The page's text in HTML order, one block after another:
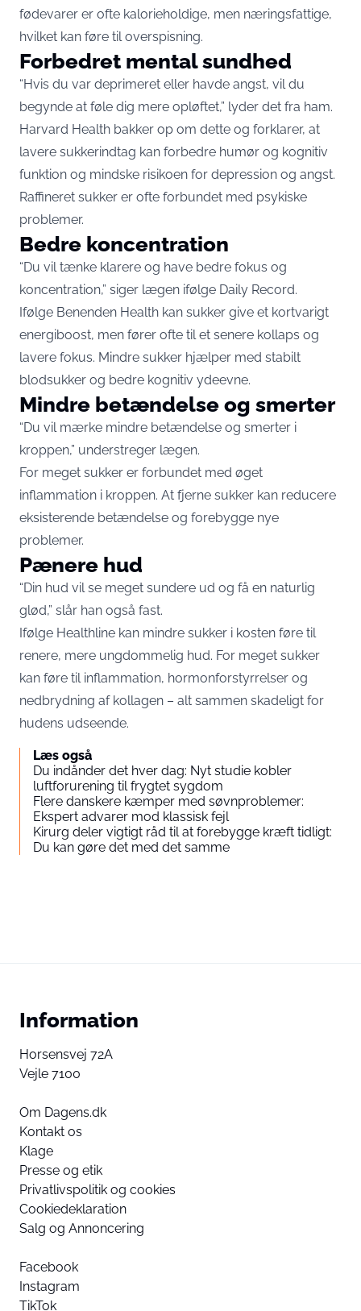
fødevarer er ofte kalorieholdige, men næringsfattige,
hvilket kan føre til overspisning.
Forbedret mental sundhed
“Hvis du var deprimeret eller havde angst, vil du
begynde at føle dig mere opløftet,” lyder det fra ham.
Harvard Health bakker op om dette og forklarer, at
lavere sukkerindtag kan forbedre humør og kognitiv
funktion og mindske risikoen for depression og angst.
Raffineret sukker er ofte forbundet med psykiske
problemer.
Bedre koncentration
“Du vil tænke klarere og have bedre fokus og
koncentration,” siger lægen ifølge Daily Record.
Ifølge Benenden Health kan sukker give et kortvarigt
energiboost, men fører ofte til et senere kollaps og
lavere fokus. Mindre sukker hjælper med stabilt
blodsukker og bedre kognitiv ydeevne.
Mindre betændelse og smerter
“Du vil mærke mindre betændelse og smerter i
kroppen,” understreger lægen.
For meget sukker er forbundet med øget
inflammation i kroppen. At fjerne sukker kan reducere
eksisterende betændelse og forebygge nye
problemer.
Pænere hud
“Din hud vil se meget sundere ud og få en naturlig
glød,” slår han også fast.
Ifølge Healthline kan mindre sukker i kosten føre til
renere, mere ungdommelig hud. For meget sukker
kan føre til inflammation, hormonforstyrrelser og
nedbrydning af kollagen – alt sammen skadeligt for
hudens udseende.
Læs også
Du indånder det hver dag: Nyt studie kobler
luftforurening til frygtet sygdom
Flere danskere kæmper med søvnproblemer:
Ekspert advarer mod klassisk fejl
Kirurg deler vigtigt råd til at forebygge kræft tidligt:
Du kan gøre det med det samme
Information
Horsensvej 72A
Vejle 7100
Om Dagens.dk
Kontakt os
Klage
Presse og etik
Privatlivspolitik og cookies
Cookiedeklaration
Salg og Annoncering
Facebook
Instagram
TikTok